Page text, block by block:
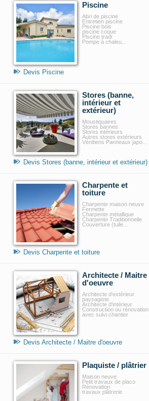
Piscine
Abri de piscine
Entretien piscine
Piscine bois
piscine coque
Piscine tradi
Pompe à chaleu...
Devis Piscine
Stores (banne,
intérieur et
extérieur)
Moustiquaires
Stores bannes
Stores intérieurs
Autres stores extérieurs
Vénitiens Panneaux japo...
Devis Stores (banne, intérieur et extérieur)
Charpente et
toiture
Charpente maison neuve
Fermette
Charpente métallique
Charpente Traditionnelle
Couverture (tuile...
Devis Charpente et toiture
Architecte / Maitre
d'oeuvre
Architecte d'extérieur
paysagiste
Architecte d'intérieur
Construction ou rénovation
avec suivi chantier
Devis Architecte / Maitre d'oeuvre
Plaquiste / plâtrier
Maison neuve
Petit travaux de placo
Rénovation
travaux plâtrerie